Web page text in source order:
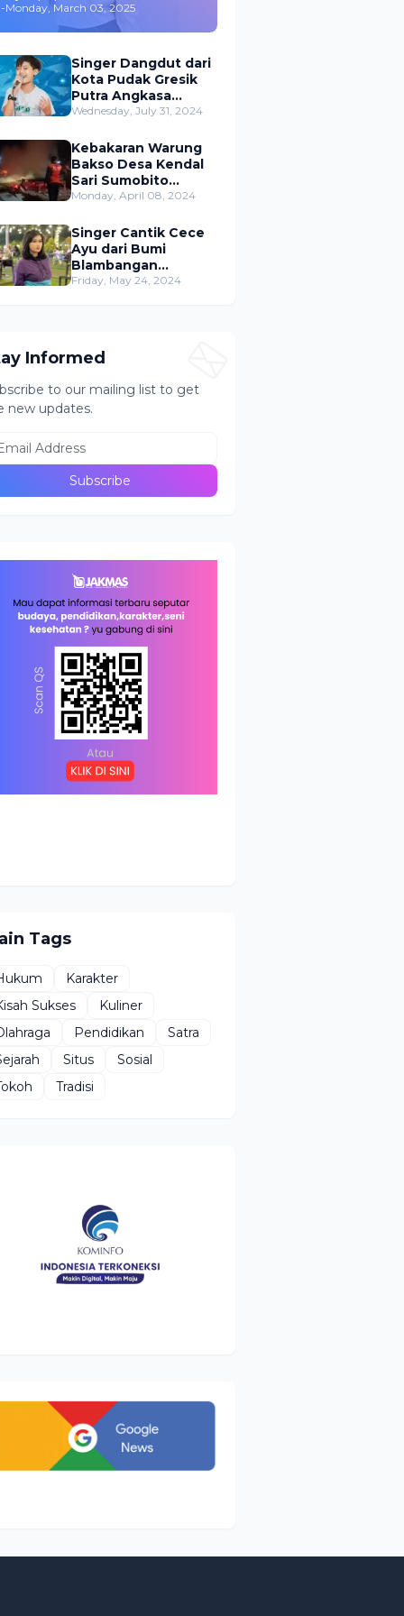
,Merambah Bisnis dan
Akting
-Monday, March 03, 2025
Singer Dangdut dari
Kota Pudak Gresik
Putra Angkasa
Gemparkan
Indonesia
Wednesday, July 31, 2024
Kebakaran Warung
Bakso Desa Kendal
Sari Sumobito
Jombang Berhasil di
Monday, April 08, 2024
Singer Cantik Cece
Ayu dari Bumi
Blambangan
Banyuwangi Siap
Friday, May 24, 2024
Informed
to our mailing list to get
new updates.
Tags
Karakter
Sukses
Kuliner
Pendidikan
Satra
Situs
Sosial
Tradisi